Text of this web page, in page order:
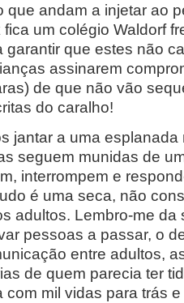
que andam a injetar ao
um colégio Waldorf
garantir que estes não
assinarem
de que não vão
do caralho!
jantar a uma
seguem munidas de
interrompem e
é uma seca, não
adultos. Lembro-me da
pessoas a passar, o
entre adultos,
de quem parecia ter
com mil vidas para trás